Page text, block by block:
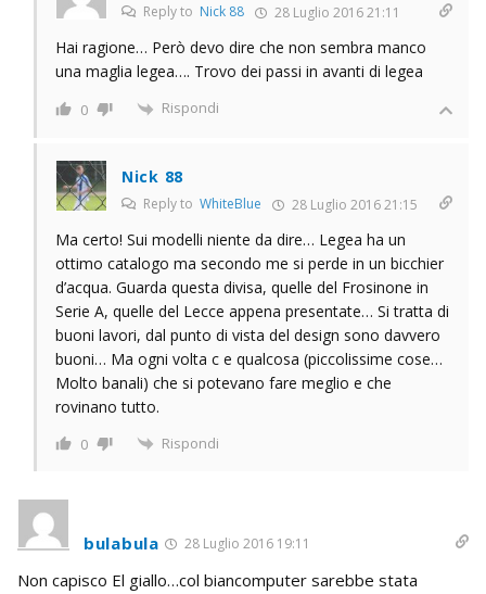
Reply to Nick 88 28 Luglio 2016 21:11
Hai ragione… Però devo dire che non sembra manco
una maglia legea…. Trovo dei passi in avanti di legea
0 Rispondi
Nick 88
Reply to WhiteBlue 28 Luglio 2016 21:15
Ma certo! Sui modelli niente da dire… Legea ha un
ottimo catalogo ma secondo me si perde in un bicchier
d’acqua. Guarda questa divisa, quelle del Frosinone in
Serie A, quelle del Lecce appena presentate… Si tratta di
buoni lavori, dal punto di vista del design sono davvero
buoni… Ma ogni volta c e qualcosa (piccolissime cose…
Molto banali) che si potevano fare meglio e che
rovinano tutto.
0 Rispondi
bulabula 28 Luglio 2016 19:11
Non capisco El giallo…col biancomputer sarebbe stata